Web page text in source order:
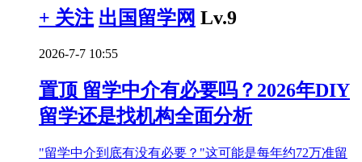
+ 关注 出国留学网 Lv.9
2026-7-7 10:55
置顶 留学中介有必要吗？2026年DIY
留学还是找机构全面分析
"留学中介到底有没有必要？"这可能是每年约72万准留